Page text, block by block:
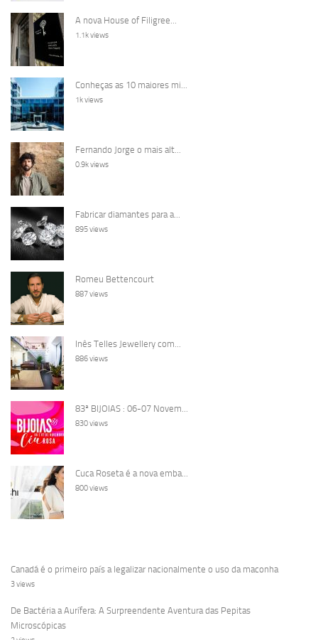
A nova House of Filigree...
1.1k views
Conheças as 10 maiores mi...
1k views
Fernando Jorge o mais alt...
0.9k views
Fabricar diamantes para a...
895 views
Romeu Bettencourt
887 views
Inês Telles Jewellery com...
886 views
83ª BIJOIAS : 06-07 Novem...
830 views
Cuca Roseta é a nova emba...
800 views
Canadá é o primeiro país a legalizar nacionalmente o uso da maconha
3 views
De Bactéria a Aurífera: A Surpreendente Aventura das Pepitas
Microscópicas